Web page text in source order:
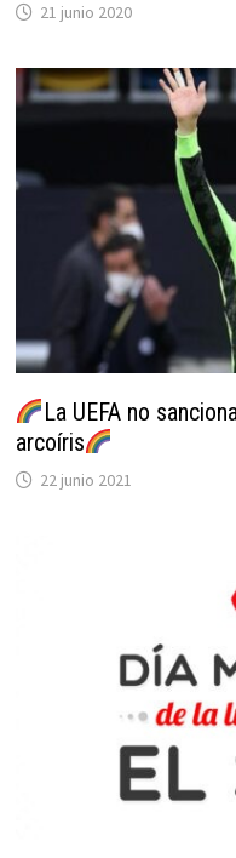
21 junio 2020
La UEFA no
arcoíris
22 junio 2021